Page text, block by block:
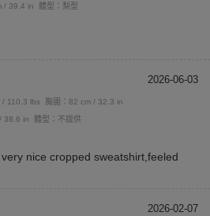
/ 39.4 in
體型：梨型
2026-06-03
/ 110.3 lbs
胸圍：82 cm / 32.3 in
38.6 in
體型：不提供
nice cropped sweatshirt,feeled
2026-02-07